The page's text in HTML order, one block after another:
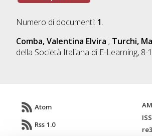
Numero di documenti: 1.
Comba, Valentina Elvira ; Turchi,
della Società Italiana di E-Learning,
Atom
Rss 1.0